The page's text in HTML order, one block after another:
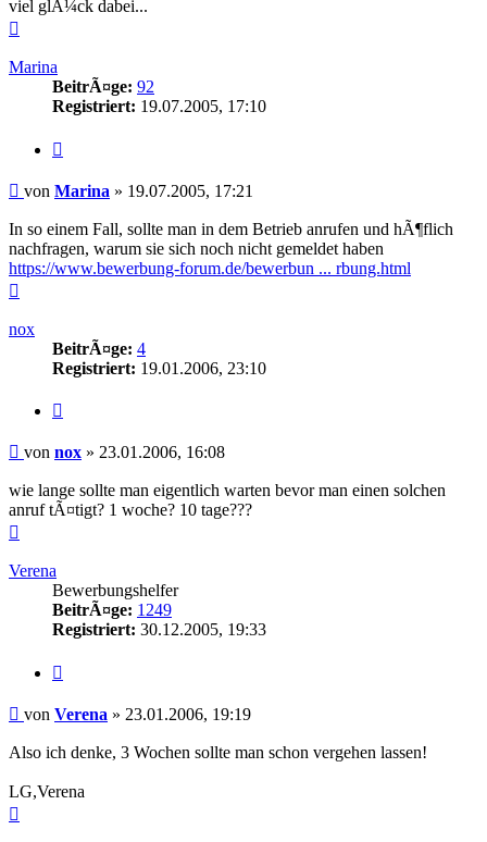
viel glÃ¼ck dabei...
Marina
BeitrÃ¤ge: 92
Registriert: 19.07.2005, 17:10
Beitrag
von Marina » 19.07.2005, 17:21
In so einem Fall, sollte man in dem Betrieb anrufen und hÃ¶flich
nachfragen, warum sie sich noch nicht gemeldet haben
https://www.bewerbung-forum.de/bewerbun ... rbung.html
nox
BeitrÃ¤ge: 4
Registriert: 19.01.2006, 23:10
Beitrag
von nox » 23.01.2006, 16:08
wie lange sollte man eigentlich warten bevor man einen solchen
anruf tÃ¤tigt? 1 woche? 10 tage???
Verena
Bewerbungshelfer
BeitrÃ¤ge: 1249
Registriert: 30.12.2005, 19:33
Beitrag
von Verena » 23.01.2006, 19:19
Also ich denke, 3 Wochen sollte man schon vergehen lassen!
LG,Verena